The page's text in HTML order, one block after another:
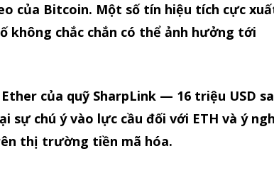
của Bitcoin. Một số tín hiệu tích cực
không chắc chắn có thể ảnh hưởng tới
của quỹ SharpLink — 16 triệu USD
chú ý vào lực cầu đối với ETH và ý
thị trường tiền mã hóa.